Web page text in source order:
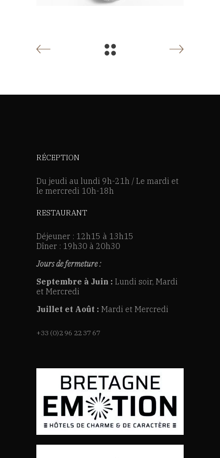
RÉCEPTION
Du jeudi au lundi 9h-21h / Le mardi et
le mercredi 10h-18h
RESTAURANT
Déjeuner : 12h15 à 13h15
Dîner : 19h30 à 20h30
Jours de fermeture :
Septembre à Juin : Lundi soir, Mardi
et Mercredi
Juillet et Août : Mardi et Mercredi
+33 (0)2 96 22 37 67